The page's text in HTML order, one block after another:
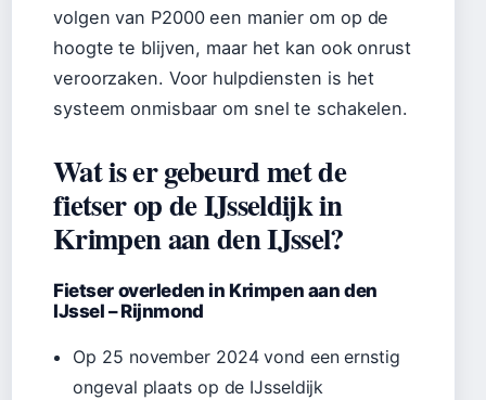
volgen van P2000 een manier om op de
hoogte te blijven, maar het kan ook onrust
veroorzaken. Voor hulpdiensten is het
systeem onmisbaar om snel te schakelen.
Wat is er gebeurd met de
fietser op de IJsseldijk in
Krimpen aan den IJssel?
Fietser overleden in Krimpen aan den
IJssel – Rijnmond
Op 25 november 2024 vond een ernstig
ongeval plaats op de IJsseldijk